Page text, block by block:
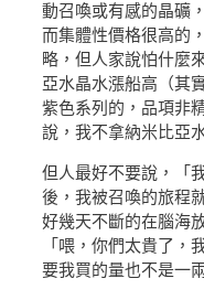
動召喚或有感的晶礦
而集體性價格很高的
略，但人家說怕什麼
亞水晶水漲船高（其
紫色系列的，品項非
說，我不拿納米比亞
但人最好不要說，「
後，我被召喚的旅程
好幾天不斷的在腦海
「喂，你們太貴了，
要我買的量也不是一